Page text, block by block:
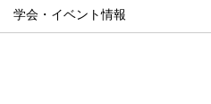
学会・イベント情報